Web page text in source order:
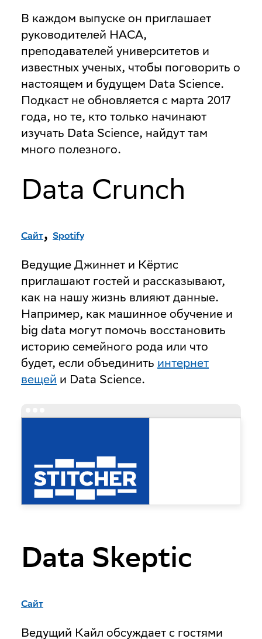
В каждом выпуске он приглашает
руководителей НАСА,
преподавателей университетов и
известных ученых, чтобы поговорить о
настоящем и будущем Data Science.
Подкаст не обновляется с марта 2017
года, но те, кто только начинают
изучать Data Science, найдут там
много полезного.
Data Crunch
Сайт, Spotify
Ведущие Джиннет и Кёртис
приглашают гостей и рассказывают,
как на нашу жизнь влияют данные.
Например, как машинное обучение и
big data могут помочь восстановить
историю семейного рода или что
будет, если объединить интернет
вещей и Data Science.
Data Skeptic
Сайт
Ведущий Кайл обсуждает с гостями